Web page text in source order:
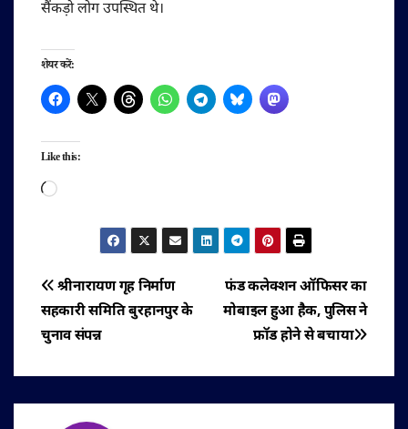
सैंकड़ो लोग उपस्थित थे।
शेयर करें:
Like this:
Loading…
पोस्ट
नेविगेशन
फंड कलेक्शन ऑफिसर का
मोबाइल हुआ हैक, पुलिस ने
फ्रॉड होने से बचाया
श्रीनारायण गृह निर्माण
सहकारी समिति बुरहानपुर के
चुनाव संपन्न